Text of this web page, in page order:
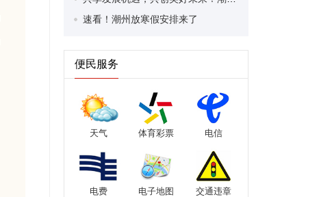
速看！潮州放寒假安排来了
便民服务
天气 体育彩票 电信
电费 电子地图 交通违章